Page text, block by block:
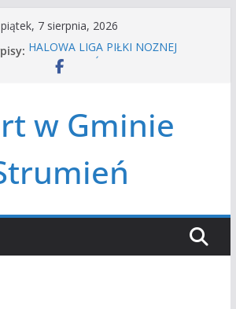
piątek, 7 sierpnia, 2026
HALOWA LIGA PIŁKI NOŻNEJ
LATO W MIEŚCIE’2026
Czwórbój lekkoatletyczny
w Gminie